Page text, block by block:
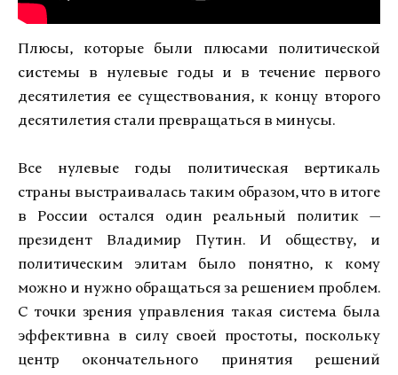
Плюсы, которые были плюсами политической
системы в нулевые годы и в течение первого
десятилетия ее существования, к концу второго
десятилетия стали превращаться в минусы.
Все нулевые годы политическая вертикаль
страны выстраивалась таким образом, что в итоге
в России остался один реальный политик —
президент Владимир Путин. И обществу, и
политическим элитам было понятно, к кому
можно и нужно обращаться за решением проблем.
С точки зрения управления такая система была
эффективна в силу своей простоты, поскольку
центр окончательного принятия решений